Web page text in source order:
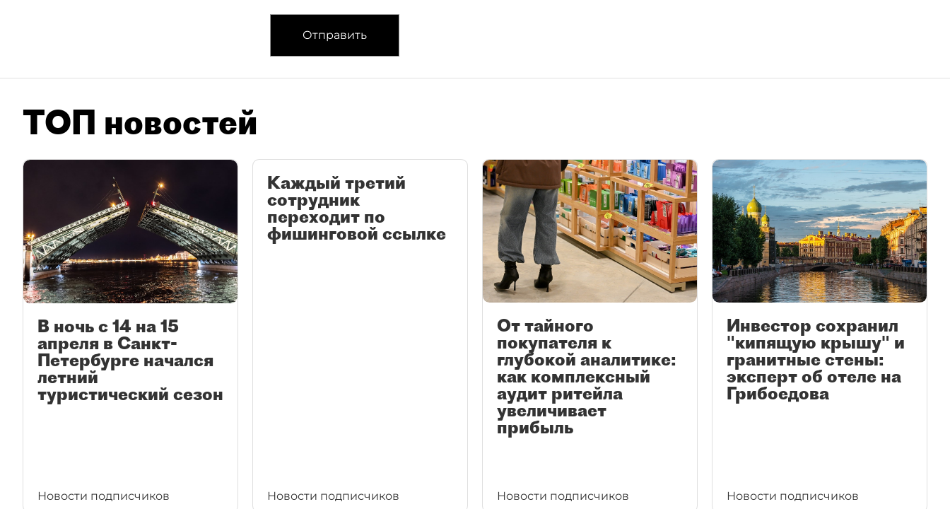
Отправить
ТОП новостей
В ночь с 14 на 15
апреля в Санкт-
Петербурге начался
летний
туристический сезон
Новости подписчиков
Каждый третий
сотрудник
переходит по
фишинговой ссылке
Новости подписчиков
От тайного
покупателя к
глубокой аналитике:
как комплексный
аудит ритейла
увеличивает
прибыль
Новости подписчиков
Инвестор сохранил
"кипящую крышу" и
гранитные стены:
эксперт об отеле на
Грибоедова
Новости подписчиков